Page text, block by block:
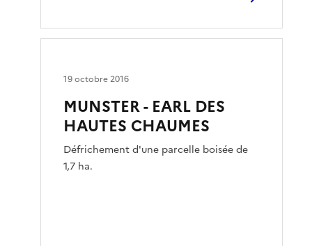
MUNSTER - EARL DES
HAUTES CHAUMES
Défrichement d'une parcelle boisée de
1,7 ha.
19 octobre 2016